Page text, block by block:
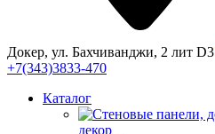
Докер, ул. Бахчиванджи, 2 лит D3
+7(343)3833-470
Каталог
декор